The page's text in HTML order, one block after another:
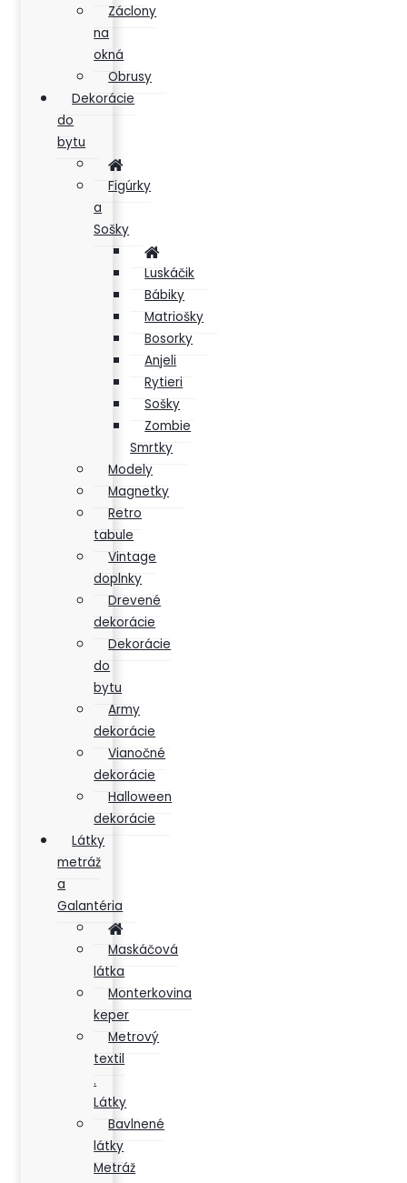
Záclony
na
okná
Obrusy
Dekorácie
do
bytu
Figúrky
a
Sošky
Luskáčik
Bábiky
Matriošky
Bosorky
Anjeli
Rytieri
Sošky
Zombie
Smrtky
Modely
Magnetky
Retro
tabule
Vintage
doplnky
Drevené
dekorácie
Dekorácie
do
bytu
Army
dekorácie
Vianočné
dekorácie
Halloween
dekorácie
Látky
metráž
a
Galantéria
Maskáčová
látka
Monterkovina
keper
Metrový
textil
.
Látky
Bavlnené
látky
Metráž